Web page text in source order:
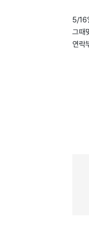
5/16
그때
연락